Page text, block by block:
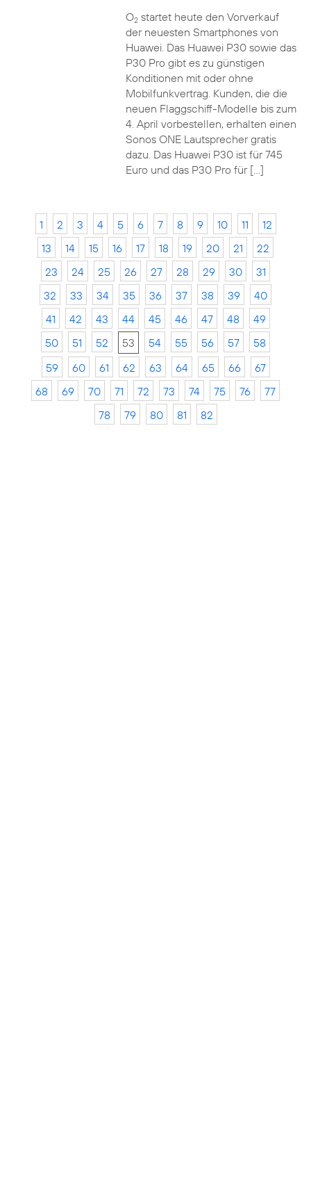
O2startet heute den Vorverkauf
der neuesten Smartphones von
Huawei. Das Huawei P30 sowie das
P30 Pro gibt es zu günstigen
Konditionen mit oder ohne
Mobilfunkvertrag. Kunden, die die
neuen Flaggschiff-Modelle bis zum
4. April vorbestellen, erhalten einen
Sonos ONE Lautsprecher gratis
dazu. Das Huawei P30 ist für 745
Euro und das P30 Pro für […]
1 2 3 4 5 6 7 8 9 10 11
12
13
14 15 16 17 18 19 20 21
22
23
24 25 26 27 28 29 30
31
32
33 34 35 36 37 38 39
40
41
42 43 44 45 46 47 48
49
50
51 52 53 54 55 56 57
58
59
60 61 62 63 64 65 66
67
68
69 70 71 72 73 74 75 76
77
78
79 80 81 82